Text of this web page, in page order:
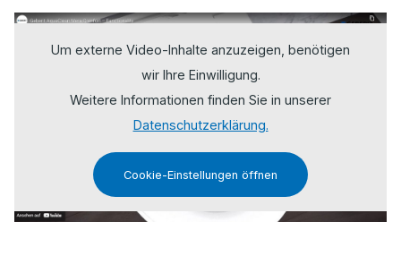
Um externe Video-Inhalte anzuzeigen, benötigen
wir Ihre Einwilligung.
Weitere Informationen finden Sie in unserer
Datenschutzerklärung.
Cookie-Einstellungen öffnen